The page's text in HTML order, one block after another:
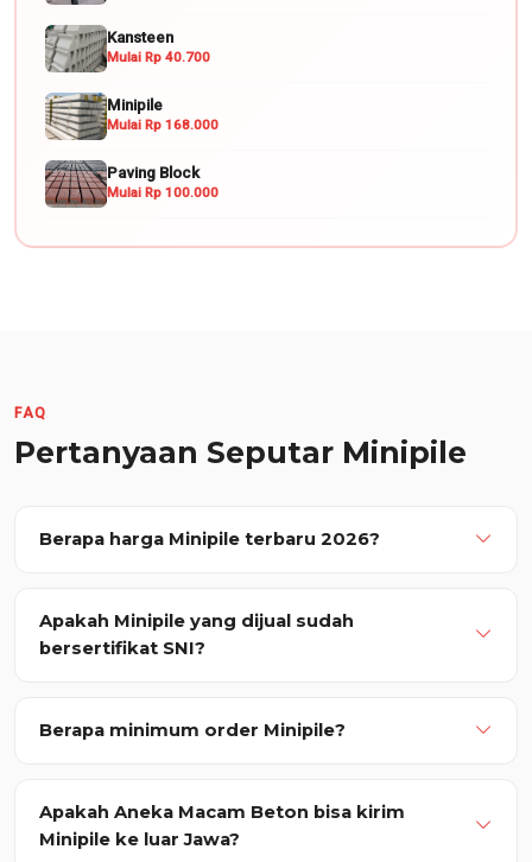
Kansteen
Mulai Rp 40.700
Minipile
Mulai Rp 168.000
Paving Block
Mulai Rp 100.000
FAQ
Pertanyaan Seputar Minipile
Berapa harga Minipile terbaru 2026?
Apakah Minipile yang dijual sudah
bersertifikat SNI?
Berapa minimum order Minipile?
Apakah Aneka Macam Beton bisa kirim
Minipile ke luar Jawa?